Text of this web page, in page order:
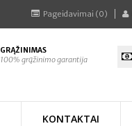
Pageidavimai (0)
GRĄŽINIMAS
100% grąžinimo garantija
KONTAKTAI